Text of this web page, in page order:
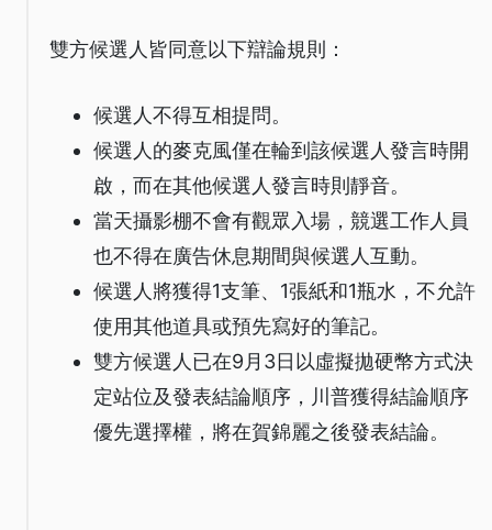
雙方候選人皆同意以下辯論規則：
候選人不得互相提問。
候選人的麥克風僅在輪到該候選人發言時開
啟，而在其他候選人發言時則靜音。
當天攝影棚不會有觀眾入場，競選工作人員
也不得在廣告休息期間與候選人互動。
候選人將獲得1支筆、1張紙和1瓶水，不允許
使用其他道具或預先寫好的筆記。
雙方候選人已在9月3日以虛擬拋硬幣方式決
定站位及發表結論順序，川普獲得結論順序
優先選擇權，將在賀錦麗之後發表結論。